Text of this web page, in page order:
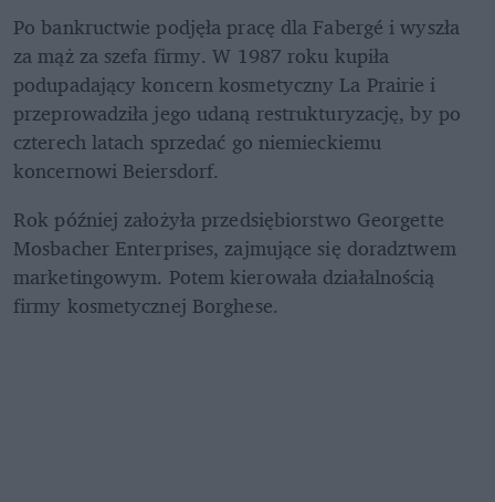
Po bankructwie podjęła pracę dla Fabergé i wyszła
za mąż za szefa firmy. W 1987 roku kupiła
podupadający koncern kosmetyczny La Prairie i
przeprowadziła jego udaną restrukturyzację, by po
czterech latach sprzedać go niemieckiemu
koncernowi Beiersdorf.
Rok później założyła przedsiębiorstwo Georgette
Mosbacher Enterprises, zajmujące się doradztwem
marketingowym. Potem kierowała działalnością
firmy kosmetycznej Borghese.